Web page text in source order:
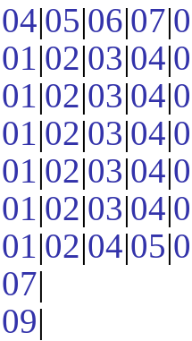
04|05|06|07|
01|02|03|04|
01|02|03|04|
01|02|03|04|
01|02|03|04|
01|02|03|04|
01|02|04|05|
07|
09|